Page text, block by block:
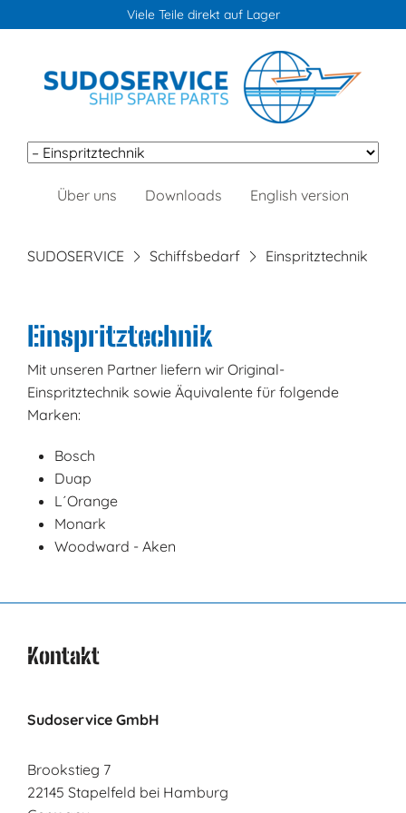
Viele Teile direkt auf Lager
Navigation
Über uns Downloads English version
SUDOSERVICE Schiffsbedarf Einspritztechnik
Einspritztechnik
Mit unseren Partner liefern wir Original-
Einspritztechnik sowie Äquivalente für folgende
Marken:
Bosch
Duap
L´Orange
Monark
Woodward - Aken
Kontakt
Sudoservice GmbH
Brookstieg 7
22145 Stapelfeld bei Hamburg